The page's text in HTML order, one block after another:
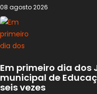
08 agosto 2026
Em primeiro dia dos
municipal de
seis vezes